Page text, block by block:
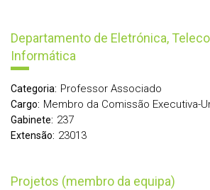
Departamento de Eletrónica,
Informática
Categoria: Professor Associado
Cargo: Membro da Comissão Executiva-
Gabinete: 237
Extensão: 23013
Projetos (membro da equipa)